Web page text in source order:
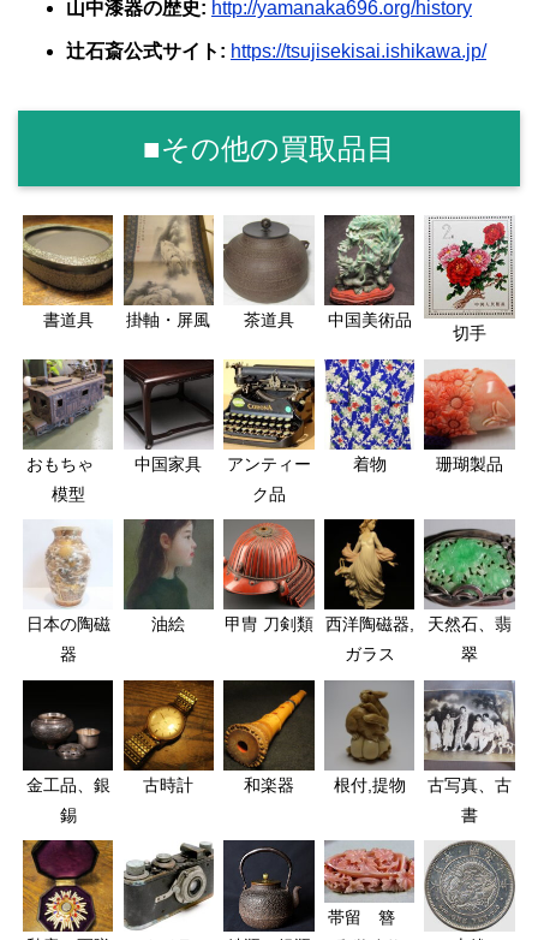
山中漆器の歴史: http://yamanaka696.org/history
辻石斎公式サイト: https://tsujisekisai.ishikawa.jp/
■その他の買取品目
書道具 掛軸・屏風 茶道具 中国美術品
切手
おもちゃ
模型
中国家具
アンティー
ク品
着物 珊瑚製品
日本の陶磁
器
油絵 甲冑 刀剣類
西洋陶磁器,
ガラス
天然石、翡
翠
金工品、銀
錫
古時計 和楽器 根付,提物
古写真、古
書
帯留 簪